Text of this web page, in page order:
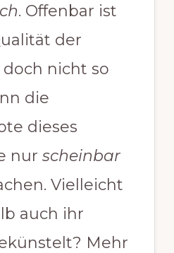
. Offenbar ist
der
nicht so
die
dieses
nur scheinbar
Vielleicht
auch ihr
Mehr